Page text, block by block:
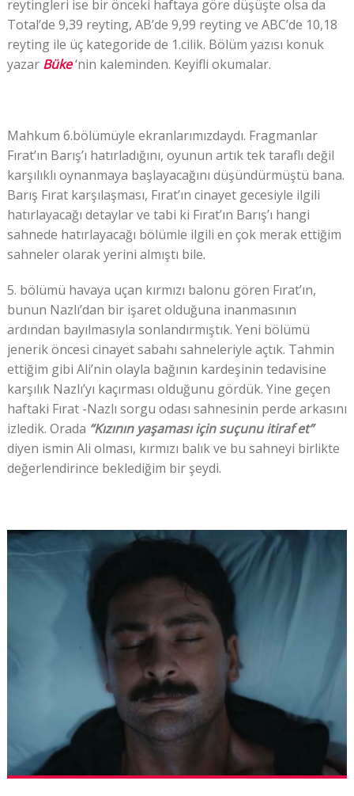
reytingleri ise bir önceki haftaya göre düşüşte olsa da
Total’de 9,39 reyting, AB’de 9,99 reyting ve ABC’de 10,18
reyting ile üç kategoride de 1.cilik. Bölüm yazısı konuk
yazar Büke‘nin kaleminden. Keyifli okumalar.
Mahkum 6.bölümüyle ekranlarımızdaydı. Fragmanlar
Fırat’ın Barış’ı hatırladığını, oyunun artık tek taraflı değil
karşılıklı oynanmaya başlayacağını düşündürmüştü bana.
Barış Fırat karşılaşması, Fırat’ın cinayet gecesiyle ilgili
hatırlayacağı detaylar ve tabi ki Fırat’ın Barış’ı hangi
sahnede hatırlayacağı bölümle ilgili en çok merak ettiğim
sahneler olarak yerini almıştı bile.
5. bölümü havaya uçan kırmızı balonu gören Fırat’ın,
bunun Nazlı’dan bir işaret olduğuna inanmasının
ardından bayılmasıyla sonlandırmıştık. Yeni bölümü
jenerik öncesi cinayet sabahı sahneleriyle açtık. Tahmin
ettiğim gibi Ali’nin olayla bağının kardeşinin tedavisine
karşılık Nazlı’yı kaçırması olduğunu gördük. Yine geçen
haftaki Fırat -Nazlı sorgu odası sahnesinin perde arkasını
izledik. Orada “Kızının yaşaması için suçunu itiraf et”
diyen ismin Ali olması, kırmızı balık ve bu sahneyi birlikte
değerlendirince beklediğim bir şeydi.